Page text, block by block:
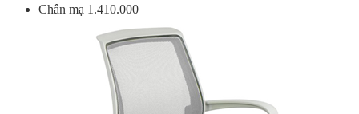
Chân mạ 1.410.000